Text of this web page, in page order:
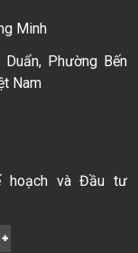
Minh
Phường Bến
Nam
hoạch và Đầu tư